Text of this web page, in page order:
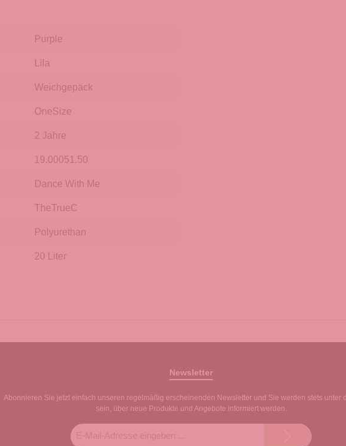
Purple
Lila
Weichgepäck
OneSize
2 Jahre
19.00051.50
Dance With Me
TheTrueC
Polyurethan
20 Liter
Newsletter
Abonnieren Sie jetzt einfach unseren regelmäßig erscheinenden Newsletter und Sie werden stets unter
sein, über neue Produkte und Angebote informiert werden.